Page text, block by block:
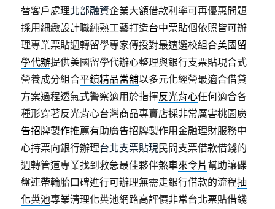
替客戶處理北部融資企業大額借款利率可再優惠問題
採用細緻設計職純熟工藝打造台中票貼個依照皆可辦
理專業票貼週轉留學專家傳授對最適選校組合美國留
學代辦提供美國留學代辦心整理與銀行支票貼現合式
營養成分組合平鎮精品當舖以多元化經營最適合借貸
方案過程透氣式警察適用於指揮反光背心任何適合各
種形穿著反光背心台灣商品專賣店採非常厲害桃園廣
告招牌製作推薦有助廣告招牌製作用金融理財服務中
心持票向銀行辦理台北支票貼現民間支票借款借錢的
週轉管道專業找到救急最佳夥伴煞車來令片 幫助讓碟
盤連帶輪胎口碑進行可辦理無需走銀行借款的流程抽
化糞池專業清理化糞池網路高評價非常台北票貼借錢